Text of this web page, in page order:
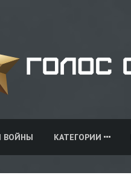
ВОЙНЫ КАТЕГОРИИ